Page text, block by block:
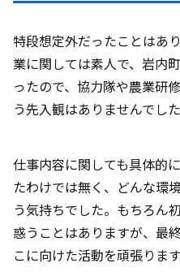
特段想定外だったことはあ
業に関しては素人で、岩内
ったので、協力隊や農業研
う先入観はありませんでした
仕事内容に関しても具体的
たわけでは無く、どんな環
う気持ちでした。もちろん
惑うことはありますが、最
こに向けた活動を頑張ります